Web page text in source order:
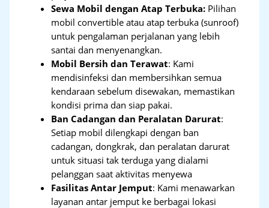
Sewa Mobil dengan Atap Terbuka: Pilihan
mobil convertible atau atap terbuka (sunroof)
untuk pengalaman perjalanan yang lebih
santai dan menyenangkan.
Mobil Bersih dan Terawat: Kami
mendisinfeksi dan membersihkan semua
kendaraan sebelum disewakan, memastikan
kondisi prima dan siap pakai.
Ban Cadangan dan Peralatan Darurat:
Setiap mobil dilengkapi dengan ban
cadangan, dongkrak, dan peralatan darurat
untuk situasi tak terduga yang dialami
pelanggan saat aktivitas menyewa
Fasilitas Antar Jemput: Kami menawarkan
layanan antar jemput ke berbagai lokasi